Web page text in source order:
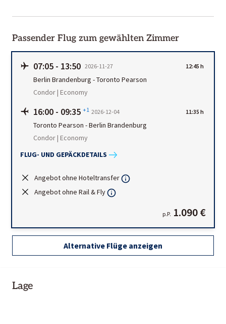
Passender Flug zum gewählten Zimmer
07:05 - 13:50 2026-11-27 12:45 h
Berlin Brandenburg -Toronto Pearson
Condor | Economy
16:00 - 09:35 +1 2026-12-04 11:35 h
Toronto Pearson -Berlin Brandenburg
Condor | Economy
FLUG- UND GEPÄCKDETAILS
Angebot ohne Hoteltransfer
Angebot ohne Rail & Fly
p.P. 1.090 €
Alternative Flüge anzeigen
Lage